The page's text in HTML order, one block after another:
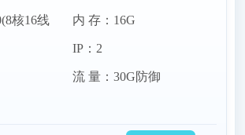
核16线
内 存：16G
IP：2
流 量：30G防御